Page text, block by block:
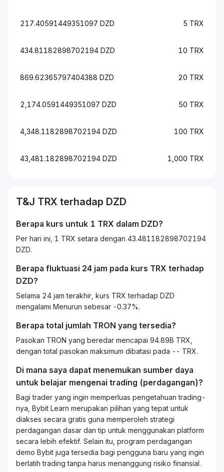
217.40591449351097 DZD 5 TRX
434.81182898702194 DZD 10 TRX
869.62365797404388 DZD 20 TRX
2,174.0591449351097 DZD 50 TRX
4,348.1182898702194 DZD 100 TRX
43,481.182898702194 DZD 1,000 TRX
T&J TRX terhadap DZD
Berapa kurs untuk 1 TRX dalam DZD?
Per hari ini, 1 TRX setara dengan 43.481182898702194
DZD.
Berapa fluktuasi 24 jam pada kurs TRX terhadap
DZD?
Selama 24 jam terakhir, kurs TRX terhadap DZD
mengalami Menurun sebesar -0.37%.
Berapa total jumlah TRON yang tersedia?
Pasokan TRON yang beredar mencapai 94.89B TRX,
dengan total pasokan maksimum dibatasi pada -- TRX.
Di mana saya dapat menemukan sumber daya
untuk belajar mengenai trading (perdagangan)?
Bagi trader yang ingin memperluas pengetahuantrading-
nya, Bybit Learn merupakan pilihan yang tepat untuk
diakses secara gratis guna memperoleh strategi
perdagangan dasar dan tip untuk menggunakan platform
secara lebih efektif. Selain itu, program perdagangan
demo Bybit juga tersedia bagi pengguna baru yang ingin
berlatihtradingtanpa harus menanggung risiko finansial.